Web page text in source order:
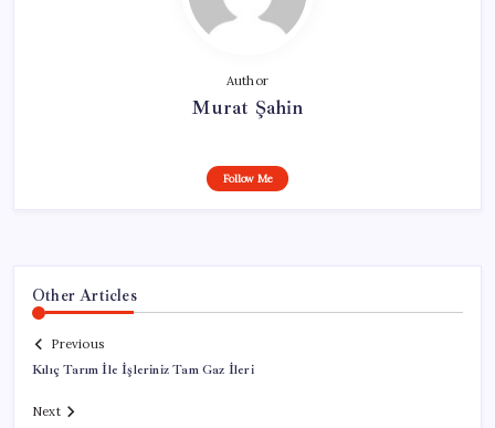
Author
Murat Şahin
Follow Me
Other Articles
Previous
Kılıç Tarım İle İşleriniz Tam Gaz İleri
Next